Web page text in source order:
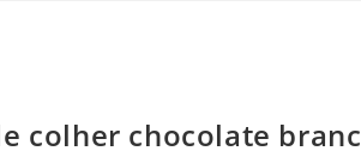
colher chocolate